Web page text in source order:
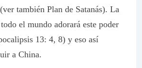
también Plan de Satanás). La
el mundo adorará este poder
13: 4, 8) y eso así
a China.